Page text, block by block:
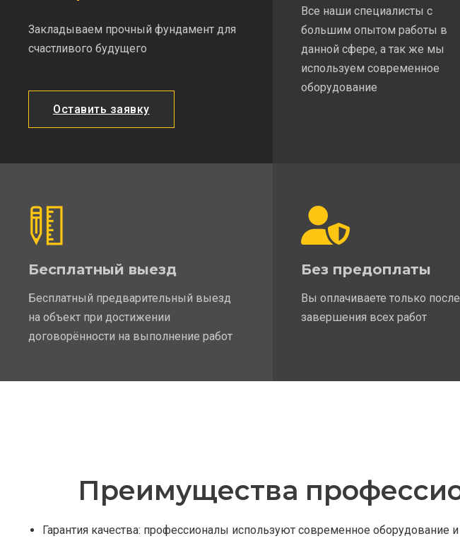
Закладываем прочный фундамент для
счастливого будущего
Оставить заявку
Все наши специалисты с
большим опытом работы в
данной сфере, а так же мы
используем современное
оборудование
Бесплатный выезд
Бесплатный предварительный выезд
на объект при достижении
договорённости на выполнение работ
Без предоплаты
Вы оплачиваете только после
завершения всех работ
Преимущества
Гарантия качества: профессионалы используют современное оборудование